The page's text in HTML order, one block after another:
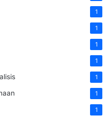
1
1
1
1
1
1
1